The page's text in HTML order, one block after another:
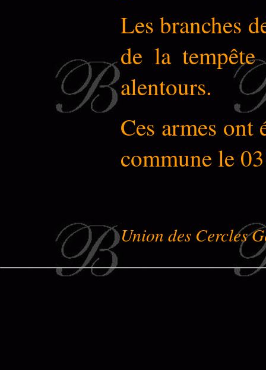
Les branches
de la
alentours.
Ces armes ont
commune le
Union des Cercles